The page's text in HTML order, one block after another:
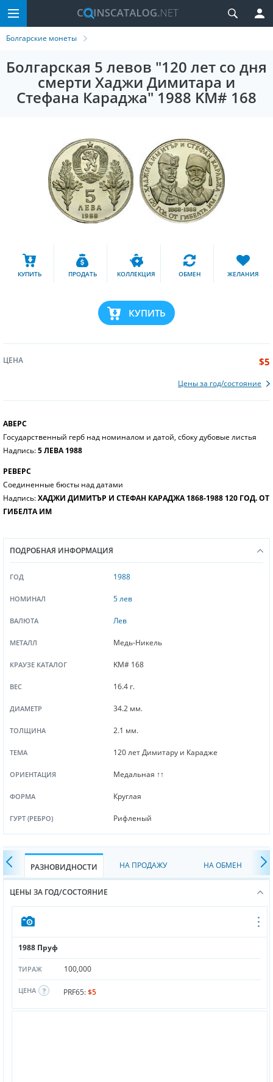
Болгарские монеты
Болгарская 5 левов "120 лет со дня
смерти Хаджи Димитара и
Стефана Караджа" 1988 KM# 168
КУПИТЬ ПРОДАТЬ КОЛЛЕКЦИЯ ОБМЕН ЖЕЛАНИЯ
КУПИТЬ
ЦЕНА $5
Цены за год/состояние
АВЕРС
Государственный герб над номиналом и датой, сбоку дубовые листья
Надпись:5 ЛЕВА 1988
РЕВЕРС
Соединенные бюсты над датами
Надпись:ХАДЖИ ДИМИТЪР И СТЕФАН КАРАДЖА 1868-1988 120 ГОД. ОТ
ГИБЕЛТА ИМ
ПОДРОБНАЯ ИНФОРМАЦИЯ
ГОД 1988
НОМИНАЛ 5 лев
ВАЛЮТА Лев
МЕТАЛЛ Медь-Никель
КРАУЗЕ КАТАЛОГ KM# 168
ВЕС 16.4 г.
ДИАМЕТР 34.2 мм.
ТОЛЩИНА 2.1 мм.
ТЕМА 120 лет Димитару и Карадже
ОРИЕНТАЦИЯ Медальная ↑↑
ФОРМА Круглая
ГУРТ (РЕБРО) Рифленый
РАЗНОВИДНОСТИ НА ПРОДАЖУ НА ОБМЕН
ЦЕНЫ ЗА ГОД/СОСТОЯНИЕ
1988 Пруф
ТИРАЖ 100,000
ЦЕНА PRF65:$5